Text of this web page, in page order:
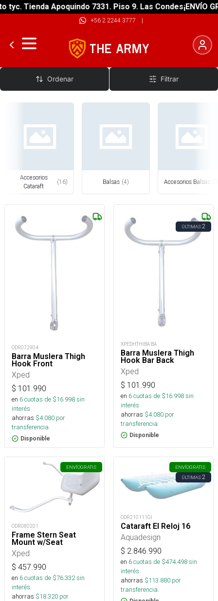
Tienda Apoquindo 7331. Piso 9. Las Condes¡ENVÍO
+56 2 2244 3777 |
Cataraft
Ordenar Filtrar
Accesorios
Cataraft
(16) Balsas (4) Accesorios Balsas
ODR072904
Barra Muslera Thigh
Hook Front
Xped
$ 101.990
en 6cuotas de $16.998sin
interés
ahorras $4.080 por
transferencia.
Disponible
ÚLTIMAS2
XPEDHTHIBA BA
Barra Muslera Thigh
Hook Bar Back
Xped
$ 101.990
en 6cuotas de $16.998sin
interés
ahorras $4.080 por
transferencia.
Disponible
ENVÍOGRATIS
ODR080201
Frame Stern Seat
Mount w/Seat
Xped
$ 457.990
en 6cuotas de $76.332sin
interés
ahorras $18.320 por
ENVÍOGRATIS
ÚLTIMAS2
ODR210111GI
Cataraft El Reloj 16
Aquadesign
$ 2.846.990
en 6cuotas de $474.498sin
interés
ahorras $113.880 por
transferencia.